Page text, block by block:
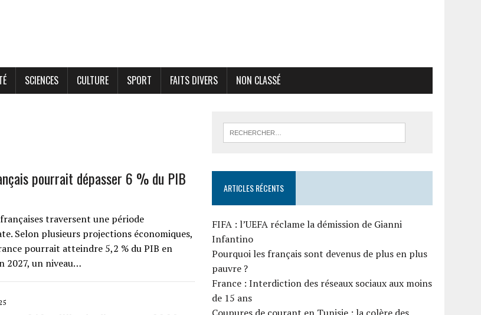
SCIENCES CULTURE SPORT FAITS DIVERS NON CLASSÉ
pourrait dépasser 6 % du PIB
traversent une période
Selon plusieurs projections économiques,
pourrait atteindre 5,2 % du PIB en
2027, un niveau…
ARTICLES RÉCENTS
FIFA : l’UEFA réclame la démission de Gianni
Infantino
Pourquoi les français sont devenus de plus en plus
pauvre ?
France : Interdiction des réseaux sociaux aux moins
de 15 ans